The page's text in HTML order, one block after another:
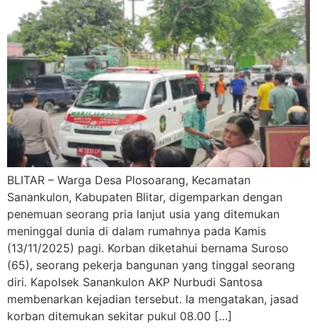
BLITAR – Warga Desa Plosoarang, Kecamatan
Sanankulon, Kabupaten Blitar, digemparkan dengan
penemuan seorang pria lanjut usia yang ditemukan
meninggal dunia di dalam rumahnya pada Kamis
(13/11/2025) pagi. Korban diketahui bernama Suroso
(65), seorang pekerja bangunan yang tinggal seorang
diri. Kapolsek Sanankulon AKP Nurbudi Santosa
membenarkan kejadian tersebut. Ia mengatakan, jasad
korban ditemukan sekitar pukul 08.00 […]